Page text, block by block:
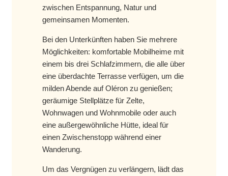
zwischen Entspannung, Natur und
gemeinsamen Momenten.
Bei den Unterkünften haben Sie mehrere
Möglichkeiten: komfortable Mobilheime mit
einem bis drei Schlafzimmern, die alle über
eine überdachte Terrasse verfügen, um die
milden Abende auf Oléron zu genießen;
geräumige Stellplätze für Zelte,
Wohnwagen und Wohnmobile oder auch
eine außergewöhnliche Hütte, ideal für
einen Zwischenstopp während einer
Wanderung.
Um das Vergnügen zu verlängern, lädt das